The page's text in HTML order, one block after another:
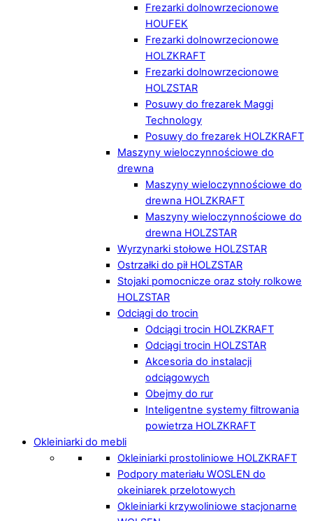
Frezarki dolnowrzecionowe
HOUFEK
Frezarki dolnowrzecionowe
HOLZKRAFT
Frezarki dolnowrzecionowe
HOLZSTAR
Posuwy do frezarek Maggi
Technology
Posuwy do frezarek HOLZKRAFT
Maszyny wieloczynnościowe do
drewna
Maszyny wieloczynnościowe do
drewna HOLZKRAFT
Maszyny wieloczynnościowe do
drewna HOLZSTAR
Wyrzynarki stołowe HOLZSTAR
Ostrzałki do pił HOLZSTAR
Stojaki pomocnicze oraz stoły rolkowe
HOLZSTAR
Odciągi do trocin
Odciągi trocin HOLZKRAFT
Odciągi trocin HOLZSTAR
Akcesoria do instalacji
odciągowych
Obejmy do rur
Inteligentne systemy filtrowania
powietrza HOLZKRAFT
Okleiniarki do mebli
Okleiniarki prostoliniowe HOLZKRAFT
Podpory materiału WOSLEN do
okeiniarek przelotowych
Okleiniarki krzywoliniowe stacjonarne